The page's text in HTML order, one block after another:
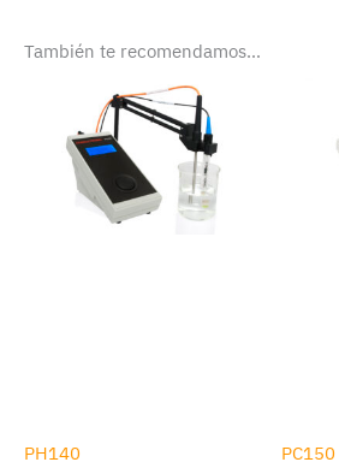
También te recomendamos…
PH140
PC150